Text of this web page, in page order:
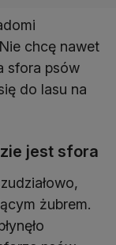
chcę nawet
sfora psów
do lasu na
jest sfora
żubrem.